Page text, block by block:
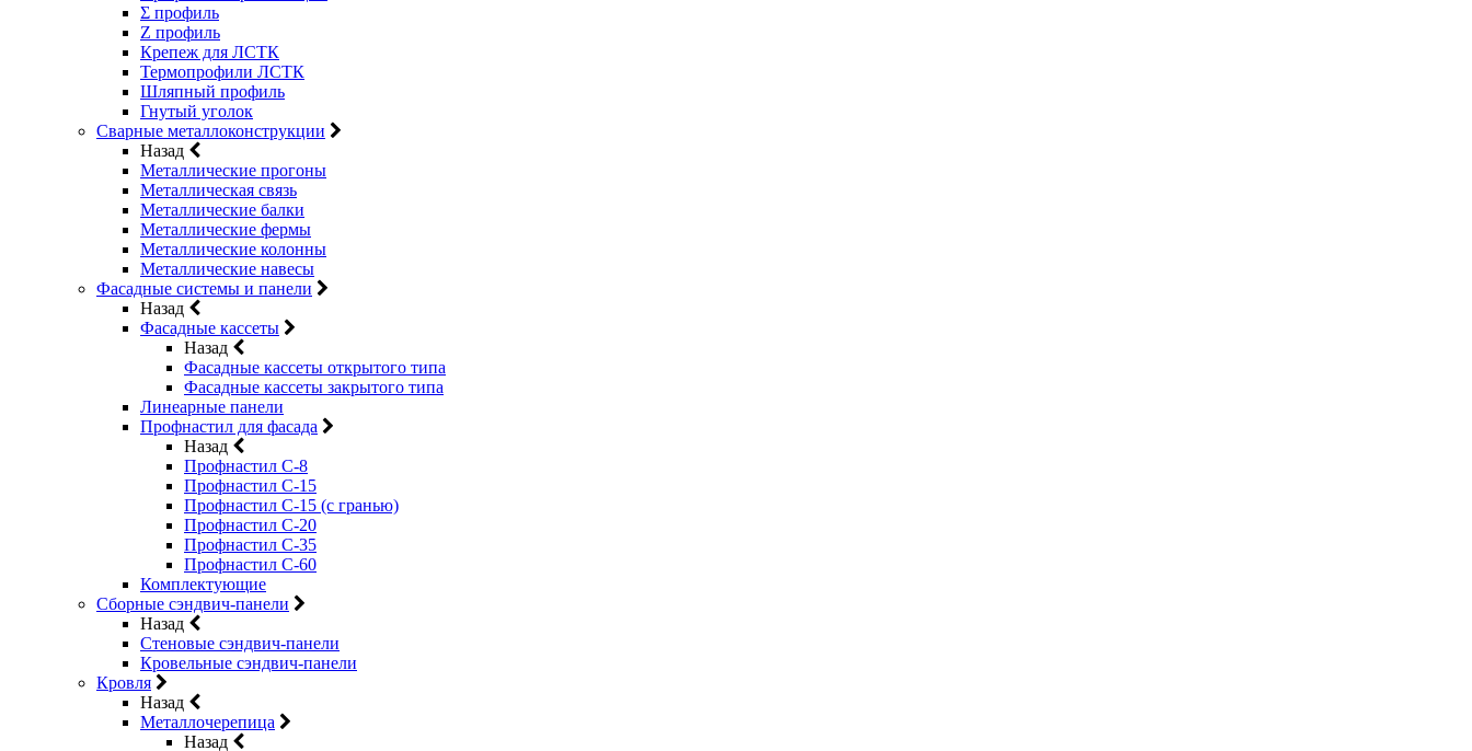
Σ профиль
Z профиль
Крепеж для ЛСТК
Термопрофили ЛСТК
Шляпный профиль
Гнутый уголок
Сварные металлоконструкции
Назад
Металлические прогоны
Металлическая связь
Металлические балки
Металлические фермы
Металлические колонны
Металлические навесы
Фасадные системы и панели
Назад
Фасадные кассеты
Назад
Фасадные кассеты открытого типа
Фасадные кассеты закрытого типа
Линеарные панели
Профнастил для фасада
Назад
Профнастил С-8
Профнастил С-15
Профнастил С-15 (с гранью)
Профнастил С-20
Профнастил С-35
Профнастил С-60
Комплектующие
Сборные сэндвич-панели
Назад
Стеновые сэндвич-панели
Кровельные сэндвич-панели
Кровля
Назад
Металлочерепица
Назад